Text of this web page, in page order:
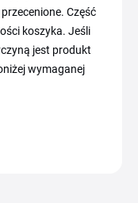
Część
koszyka. Jeśli
jest produkt
wymaganej